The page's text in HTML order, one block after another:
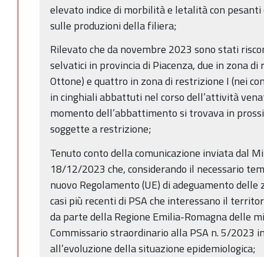
elevato indice di morbilità e letalità con
sulle produzioni della filiera;
Rilevato che da novembre 2023 sono stati
selvatici in provincia di Piacenza, due in zona
Ottone) e quattro in zona di restrizione I (nei
in cinghiali abbattuti nel corso dell’attività
momento dell’abbattimento si trovava in
soggette a restrizione;
Tenuto conto della comunicazione inviata dal
18/12/2023 che, considerando il necessario
nuovo Regolamento (UE) di adeguamento
casi più recenti di PSA che interessano il
da parte della Regione Emilia-Romagna delle
Commissario straordinario alla PSA n. 5/2023
all’evoluzione della situazione epidemiologica;